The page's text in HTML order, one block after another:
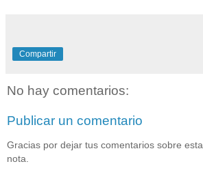
Compartir
No hay comentarios:
Publicar un comentario
Gracias por dejar tus comentarios sobre esta
nota.